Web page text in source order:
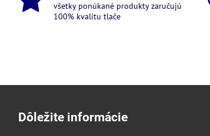
všetky ponúkané produkty zaručujú
100% kvalitu tlače
Dôležite informácie